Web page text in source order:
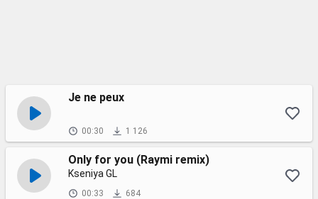
Je ne peux
00:30 1 126
Only for you (Raymi remix)
Kseniya GL
00:33 684